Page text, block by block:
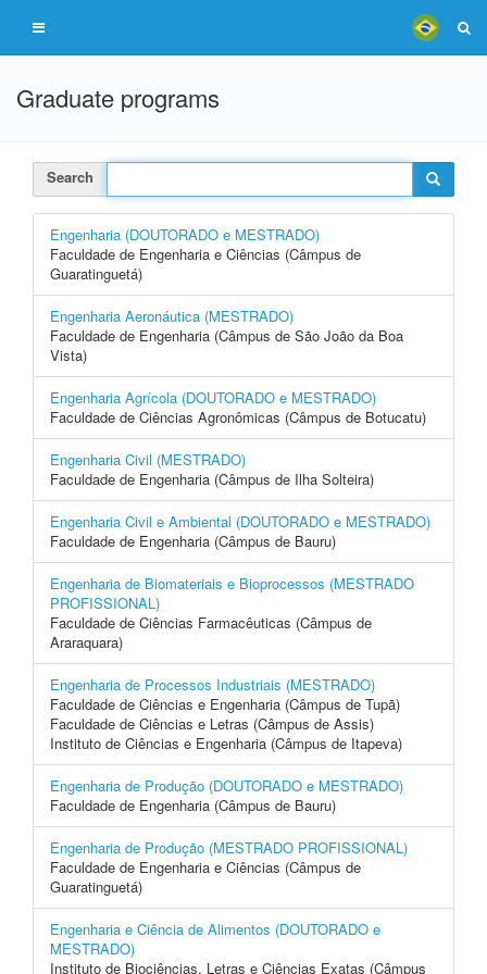
Graduate programs
Search
Engenharia (DOUTORADO e MESTRADO)
Faculdade de Engenharia e Ciências (Câmpus de
Guaratinguetá)
Engenharia Aeronáutica (MESTRADO)
Faculdade de Engenharia (Câmpus de São João da Boa
Vista)
Engenharia Agrícola (DOUTORADO e MESTRADO)
Faculdade de Ciências Agronômicas (Câmpus de Botucatu)
Engenharia Civil (MESTRADO)
Faculdade de Engenharia (Câmpus de Ilha Solteira)
Engenharia Civil e Ambiental (DOUTORADO e MESTRADO)
Faculdade de Engenharia (Câmpus de Bauru)
Engenharia de Biomateriais e Bioprocessos (MESTRADO
PROFISSIONAL)
Faculdade de Ciências Farmacêuticas (Câmpus de
Araraquara)
Engenharia de Processos Industriais (MESTRADO)
Faculdade de Ciências e Engenharia (Câmpus de Tupã)
Faculdade de Ciências e Letras (Câmpus de Assis)
Instituto de Ciências e Engenharia (Câmpus de Itapeva)
Engenharia de Produção (DOUTORADO e MESTRADO)
Faculdade de Engenharia (Câmpus de Bauru)
Engenharia de Produção (MESTRADO PROFISSIONAL)
Faculdade de Engenharia e Ciências (Câmpus de
Guaratinguetá)
Engenharia e Ciência de Alimentos (DOUTORADO e
MESTRADO)
Instituto de Biociências, Letras e Ciências Exatas (Câmpus